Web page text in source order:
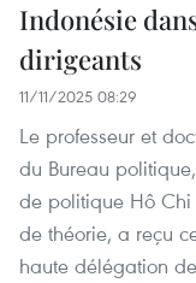
Indonésie
dirigeants
11/11/2025 08:29
Le professeur et
du Bureau
de politique Hô
de théorie, a reçu
haute délégation